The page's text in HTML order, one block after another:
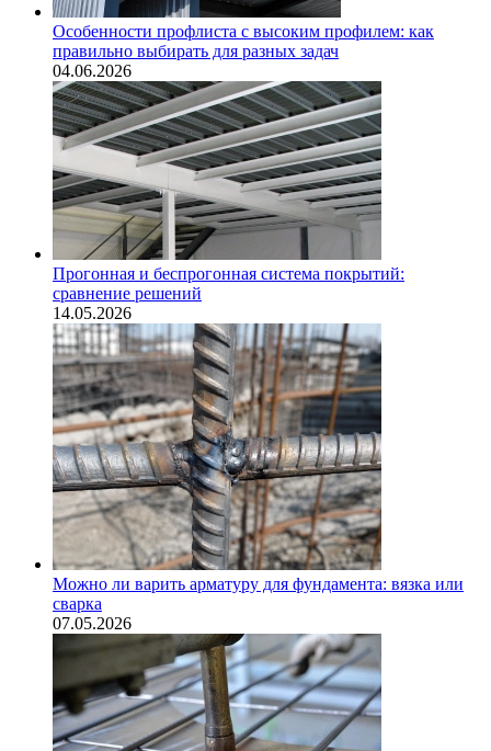
Особенности профлиста с высоким профилем: как
правильно выбирать для разных задач
04.06.2026
Прогонная и беспрогонная система покрытий:
сравнение решений
14.05.2026
Можно ли варить арматуру для фундамента: вязка или
сварка
07.05.2026